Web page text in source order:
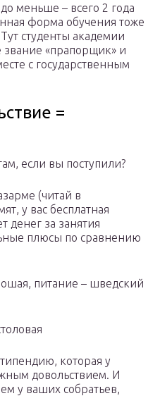
меньше – всего 2 года
форма обучения тоже
студенты академии
звание «прапорщик» и
с государственным
=
если вы поступили?
(читай в
у вас бесплатная
денег за занятия
плюсы по сравнению
питание – шведский
которая у
довольствием. И
у ваших собратьев,